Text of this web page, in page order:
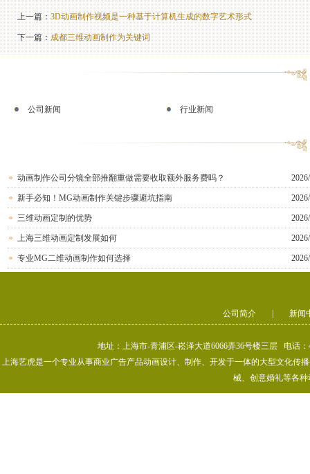
上一篇：3D动画制作视频是一种基于计算机生成的数字艺术形式
下一篇：成都三维动画制作为关键词
公司新闻 行业新闻
动画制作公司分镜全部推翻重做需要收取额外服务费吗？
新手必知！MG动画制作关键步骤避坑指南
三维动画定制的优势
上海三维动画定制发展如何
专业MG二维动画制作如何选择
公司简介 新闻
地址：上海市-青浦区-崧泽大道6066弄36号楼三层 电话
上海艺虎是一个专业从事商业广告产品动画设计、制作、开发于一体的大型文化传
械、创意婚礼等各